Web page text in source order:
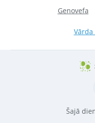
Genovefa
Šajā